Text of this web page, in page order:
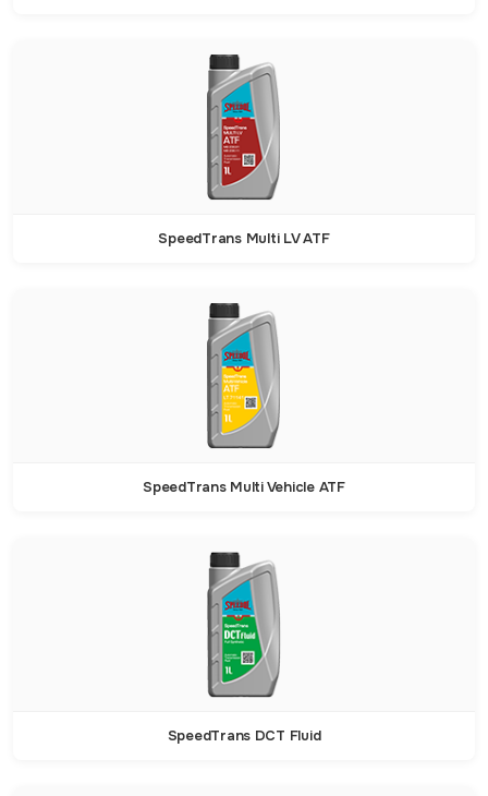
SpeedTrans Multi LV ATF
SpeedTrans Multi Vehicle ATF
SpeedTrans DCT Fluid